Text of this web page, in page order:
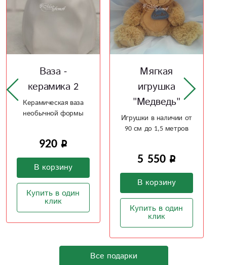
Мягкая
игрушка
"Медведь"
Игрушки в наличии от
5 550
В корзину
Ваза -
керамика
Керамическая ваза
Купить в один
клик
Все подарки